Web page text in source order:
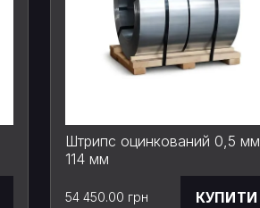
Штрипс оцинкований 0,5 мм
114 мм
54 450.00 грн КУПИТИ